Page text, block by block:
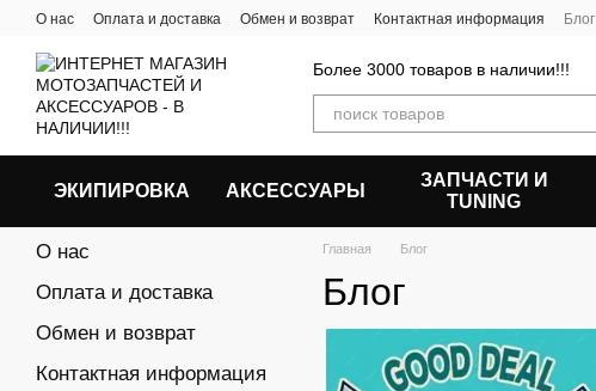
Перейти к основному контенту
О нас Оплата и доставка Обмен и возврат Контактная информация Блог
Более 3000 товаров в наличии!!!
ЭКИПИРОВКА АКСЕССУАРЫ
ЗАПЧАСТИ И
ТUNING
Главная Блог
Блог
О нас
Оплата и доставка
Обмен и возврат
Контактная информация